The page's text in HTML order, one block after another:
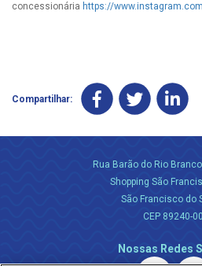
concessionária https://
Compartilhar:
Rua Barão do Rio
Shopping São
São Francisco do
CEP 89240-
Nossas Redes